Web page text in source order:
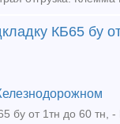
КБ65 бу